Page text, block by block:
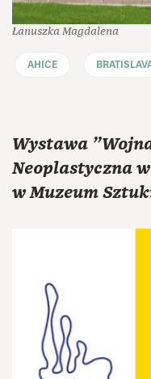
Łanuszka Magdalena
AHICE
Wystawa
Neoplastyczna
w Muzeum